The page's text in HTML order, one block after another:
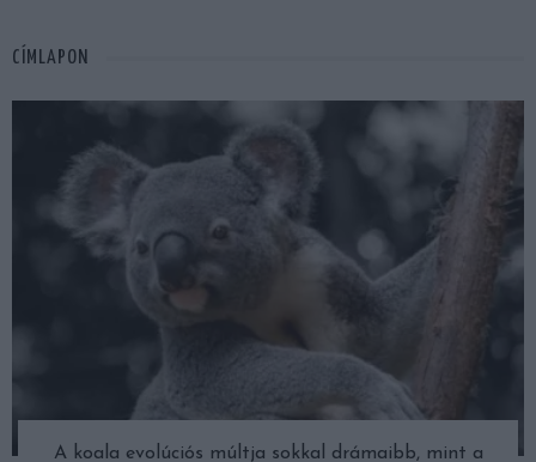
CÍMLAPON
A koala evolúciós múltja sokkal drámaibb, mint a